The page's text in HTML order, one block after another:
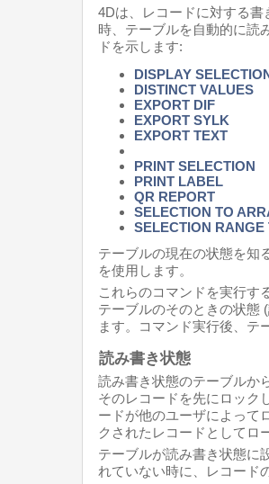
4Dは、レコードに対する
時、テーブルを自動的に読
ドを示します:
DISPLAY
DISTINCT VALUES
EXPORT DIF
EXPORT SYLK
EXPORT TEXT
PRINT SELECTION
PRINT LABEL
QR REPORT
SELECTION TO
SELECTION RANGE
テーブルの現在の状態を知
を使用します。
これらのコマンドを実行す
テーブルのそのときの状態
ます。コマンド実行後、テ
読み書き状態
読み書き状態のテーブルか
そのレコードを先にロック
ードが他のユーザによって
クされたレコードとしてロ
テーブルが読み書き状態に
れていない時に、レコード